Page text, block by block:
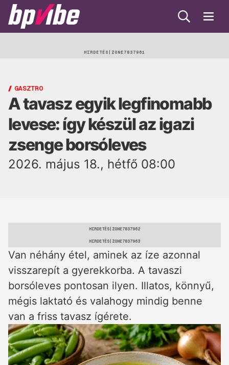
BP
Lélek
Gasztro
Öko
KeresésMenü
HIRDETÉS
GASZTRO
A tavasz egyik legfinomabb
levese: így készül az igazi
zsenge borsóleves
2026. május 18., hétfő 08:00
HIRDETÉS
HIRDETÉS
Van néhány étel, aminek az íze azonnal
visszarepít a gyerekkorba. A tavaszi
borsóleves pontosan ilyen. Illatos, könnyű,
mégis laktató és valahogy mindig benne
van a friss tavasz ígérete.